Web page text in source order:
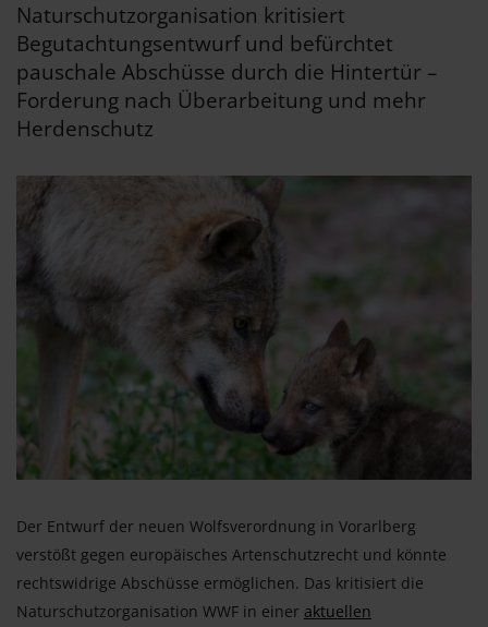
Naturschutzorganisation kritisiert
Begutachtungsentwurf und befürchtet
pauschale Abschüsse durch die Hintertür –
Forderung nach Überarbeitung und mehr
Herdenschutz
Der Entwurf der neuen Wolfsverordnung in Vorarlberg
verstößt gegen europäisches Artenschutzrecht und könnte
rechtswidrige Abschüsse ermöglichen. Das kritisiert die
Naturschutzorganisation WWF in einer aktuellen